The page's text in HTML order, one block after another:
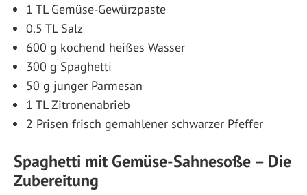
1 TL Gemüse-Gewürzpaste
0.5 TL Salz
600 g kochend heißes Wasser
300 g Spaghetti
50 g junger Parmesan
1 TL Zitronenabrieb
2 Prisen frisch gemahlener schwarzer Pfeffer
Spaghetti mit Gemüse-Sahnesoße – Die
Zubereitung